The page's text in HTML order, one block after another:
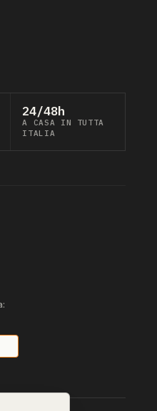
24/48h
A CASA IN TUTTA
ITALIA